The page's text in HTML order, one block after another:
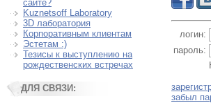
сайте?
Kuznetsoff Laboratory
3D лаборатория
Корпоративным клиентам
Эстетам :)
Тезисы к выступлению на
рождественских встречах
ДЛЯ СВЯЗИ:
логин:
пароль:
забыл